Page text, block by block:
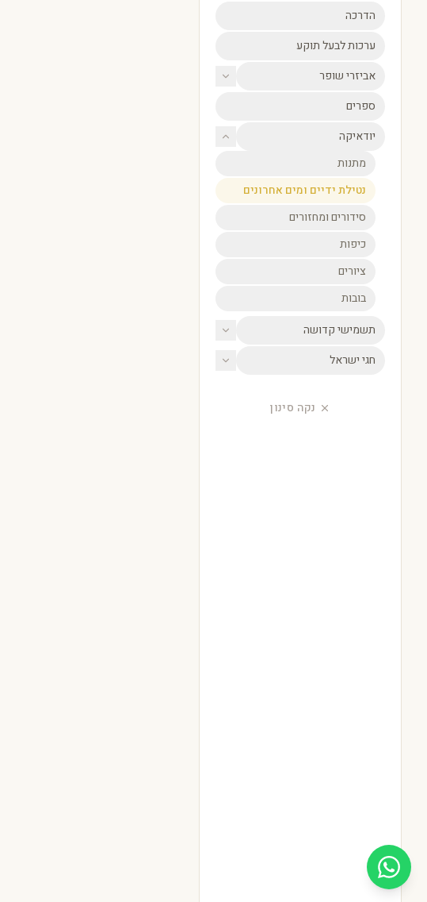
הדרכה
ערכות לבעל תוקע
אביזרי שופר
ספרים
יודאיקה
מתנות
נטילת ידיים ומים אחרונים
סידורים ומחזורים
כיפות
ציורים
בובות
תשמישי קדושה
חגי ישראל
נקה סינון